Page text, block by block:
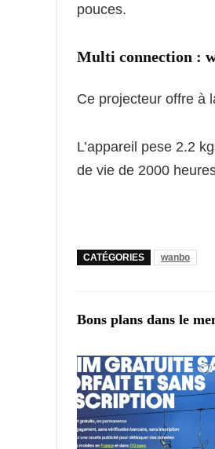
pouces.
Multi connection :
Ce projecteur offre à
L’appareil pese 2.2
de vie de 2000
CATÉGORIES wanbo
Bons plans dans le